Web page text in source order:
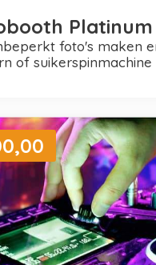
Platinum
of suikerspinmachine